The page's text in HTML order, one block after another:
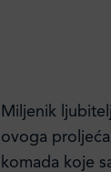
Miljenik
ovoga
komada koje